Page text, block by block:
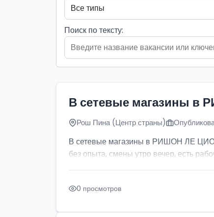
Поиск по тексту:
В сетевые магазины в
Рош Пина (Центр страны)
В сетевые магазины в РИШОН ЛЕ ЦИОН
без опыта, смены утро вечер, есть
0 просмотров